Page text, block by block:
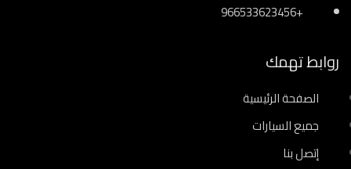
+966533623456
روابط تهمك
الصفحة الرئيسية
جميع السيارات
إتصل بنا